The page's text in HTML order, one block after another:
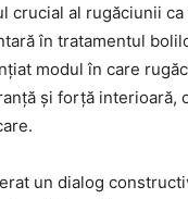
crucial al rugăciunii ca
în tratamentul
modul în care
și forță interioară,
un dialog